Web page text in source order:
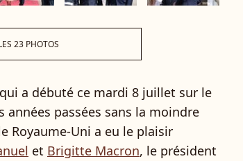
23 PHOTOS
a débuté ce mardi 8 juillet sur le
passées sans la moindre
Royaume-Uni a eu le plaisir
et Brigitte Macron, le président